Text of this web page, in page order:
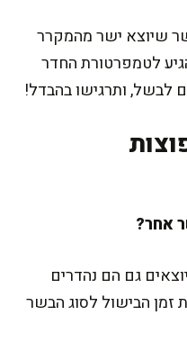
שיוצא ישר מהמקרר
לטמפרטורת החדר
גם הם נהדרים
זמן הבישול לסוג הבשר